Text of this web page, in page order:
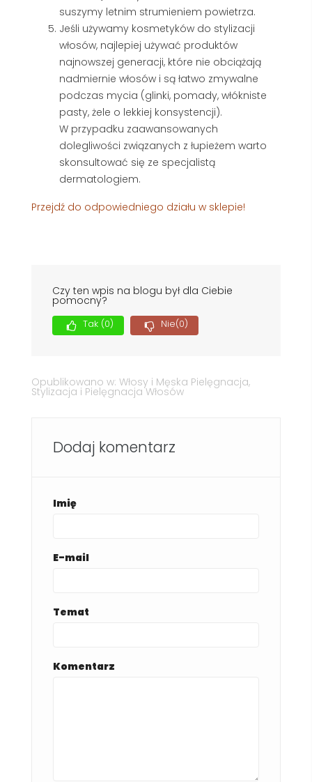
suszymy letnim strumieniem powietrza.
Jeśli używamy kosmetyków do stylizacji
włosów, najlepiej używać produktów
najnowszej generacji, które nie obciążają
nadmiernie włosów i są łatwo zmywalne
podczas mycia (glinki, pomady, włókniste
pasty, żele o lekkiej konsystencji).
W przypadku zaawansowanych
dolegliwości związanych z łupieżem warto
skonsultować się ze specjalistą
dermatologiem.
Przejdź do odpowiedniego działu w sklepie!
Czy ten wpis na blogu był dla Ciebie
pomocny?
Tak (0) Nie(0)
Opublikowano w: Włosy i Męska Pielęgnacja,
Stylizacja i Pielęgnacja Włosów
Dodaj komentarz
Imię
E-mail
Temat
Komentarz